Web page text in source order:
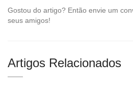
Gostou do artigo? Então envie um
seus amigos!
Artigos Relacionados